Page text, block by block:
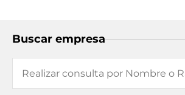
Buscar empresa